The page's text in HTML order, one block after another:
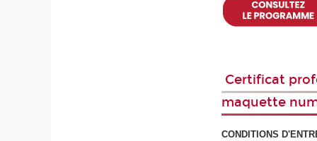
Certificat
maquette
CONDITIONS